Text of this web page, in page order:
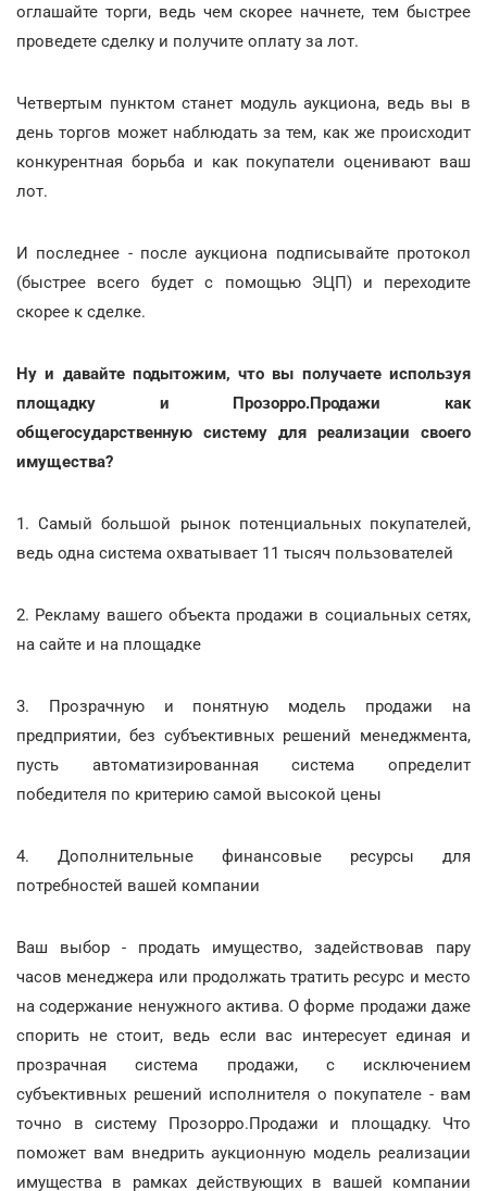
оглашайте торги, ведь чем скорее начнете, тем быстрее
проведете сделку и получите оплату за лот.
Четвертым пунктом станет модуль аукциона, ведь вы в
день торгов может наблюдать за тем, как же происходит
конкурентная борьба и как покупатели оценивают ваш
лот.
И последнее - после аукциона подписывайте протокол
(быстрее всего будет с помощью ЭЦП) и переходите
скорее к сделке.
Ну и давайте подытожим, что вы получаете используя
площадку и Прозорро.Продажи как
общегосударственную систему для реализации своего
имущества?
1. Самый большой рынок потенциальных покупателей,
ведь одна система охватывает 11 тысяч пользователей
2. Рекламу вашего объекта продажи в социальных сетях,
на сайте и на площадке
3. Прозрачную и понятную модель продажи на
предприятии, без субъективных решений менеджмента,
пусть автоматизированная система определит
победителя по критерию самой высокой цены
4. Дополнительные финансовые ресурсы для
потребностей вашей компании
Ваш выбор - продать имущество, задействовав пару
часов менеджера или продолжать тратить ресурс и место
на содержание ненужного актива. О форме продажи даже
спорить не стоит, ведь если вас интересует единая и
прозрачная система продажи, с исключением
субъективных решений исполнителя о покупателе - вам
точно в систему Прозорро.Продажи и площадку. Что
поможет вам внедрить аукционную модель реализации
имущества в рамках действующих в вашей компании